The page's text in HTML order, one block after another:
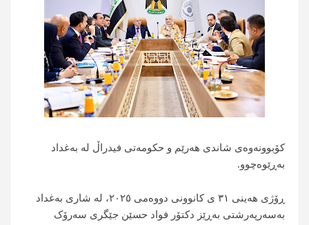
کۆبوونەوەی شاندی هەرێم و حکومەتی فیدراڵ لە بەغداد
بەڕێوەچوو.
ڕۆژی هەینی ٣١ ی کانوونی دووەمی ٢٠٢٥، لە شاری بەغداد
بەسەرپەرشتی بەڕێز دکتۆر فواد حسێن جێگری سەرۆک